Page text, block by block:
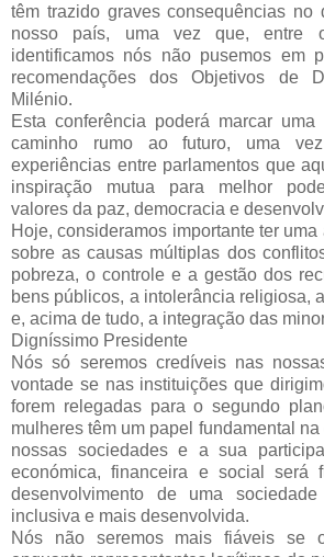
têm trazido graves consequências no
nosso país, uma vez que, entre
identificamos nós não pusemos em
recomendações dos Objetivos de
Milénio.
Esta conferência poderá marcar
caminho rumo ao futuro, uma
experiências entre parlamentos que
inspiração mutua para melhor
valores da paz, democracia e
Hoje, consideramos importante ter
sobre as causas múltiplas dos
pobreza, o controle e a gestão dos
bens públicos, a intolerância religiosa,
e, acima de tudo, a integração das
Digníssimo Presidente
Nós só seremos credíveis nas
vontade se nas instituições que
forem relegadas para o segundo
mulheres têm um papel fundamental
nossas sociedades e a sua
económica, financeira e social será
desenvolvimento de uma
inclusiva e mais desenvolvida.
Nós não seremos mais fiáveis se